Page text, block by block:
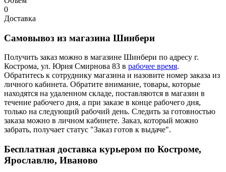
0
Доставка
Самовывоз из магазина Шинбери
Получить заказ можно в магазине Шинбери по адресу г.
Кострома, ул. Юрия Смирнова 83 в рабочее время.
Обратитесь к сотруднику магазина и назовите номер заказа из
личного кабинета. Обратите внимание, товары, которые
находятся на удаленном складе, поставляются в магазин в
течение рабочего дня, а при заказе в конце рабочего дня,
только на следующий рабочий день. Следить за готовностью
заказа можно в личном кабинете. Заказ, который можно
забрать, получает статус "Заказ готов к выдаче".
Бесплатная доставка курьером по Костроме,
Ярославлю, Иваново